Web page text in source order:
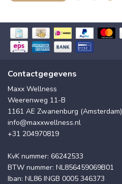
Contactgegevens
Maxx Wellness
Weerenweg 11-B
1161 AE Zwanenburg (Amsterdam)
info@maxxwellness.nl
+31 204970819
KvK nummer: 66242533
BTW nummer: NL856459069B01
Iban: NL86 INGB 0005 346373